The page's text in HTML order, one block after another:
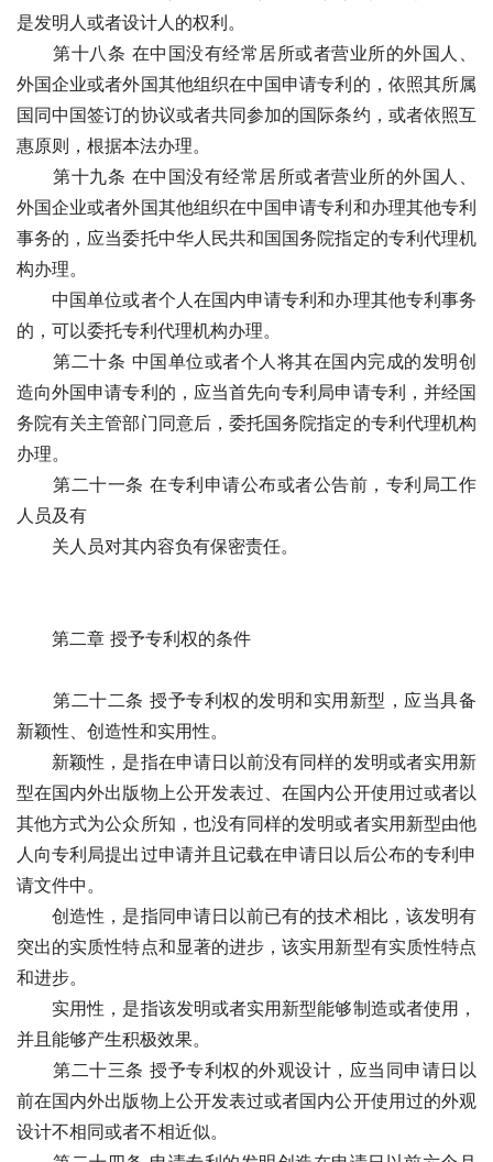
是发明人或者设计人的权利。
第十八条 在中国没有经常居所或者营业所的外国人、
外国企业或者外国其他组织在中国申请专利的，依照其所属
国同中国签订的协议或者共同参加的国际条约，或者依照互
惠原则，根据本法办理。
第十九条 在中国没有经常居所或者营业所的外国人、
外国企业或者外国其他组织在中国申请专利和办理其他专利
事务的，应当委托中华人民共和国国务院指定的专利代理机
构办理。
中国单位或者个人在国内申请专利和办理其他专利事务
的，可以委托专利代理机构办理。
第二十条 中国单位或者个人将其在国内完成的发明创
造向外国申请专利的，应当首先向专利局申请专利，并经国
务院有关主管部门同意后，委托国务院指定的专利代理机构
办理。
第二十一条 在专利申请公布或者公告前，专利局工作
人员及有
关人员对其内容负有保密责任。
第二章 授予专利权的条件
第二十二条 授予专利权的发明和实用新型，应当具备
新颖性、创造性和实用性。
新颖性，是指在申请日以前没有同样的发明或者实用新
型在国内外出版物上公开发表过、在国内公开使用过或者以
其他方式为公众所知，也没有同样的发明或者实用新型由他
人向专利局提出过申请并且记载在申请日以后公布的专利申
请文件中。
创造性，是指同申请日以前已有的技术相比，该发明有
突出的实质性特点和显著的进步，该实用新型有实质性特点
和进步。
实用性，是指该发明或者实用新型能够制造或者使用，
并且能够产生积极效果。
第二十三条 授予专利权的外观设计，应当同申请日以
前在国内外出版物上公开发表过或者国内公开使用过的外观
设计不相同或者不相近似。